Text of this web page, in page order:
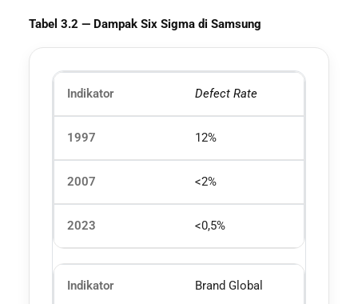
Tabel 3.2 — Dampak Six Sigma di Samsung
Defect Rate
12%
<2%
<0,5%
Brand Global